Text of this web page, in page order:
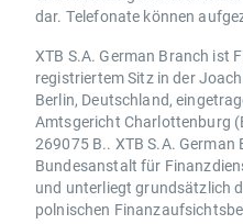
dar. Telefonate können
XTB S.A. German Branch ist
registriertem Sitz in der
Berlin, Deutschland,
Amtsgericht Charlottenburg
269075 B.. XTB S.A.
Bundesanstalt für
und unterliegt grundsätzlich
polnischen